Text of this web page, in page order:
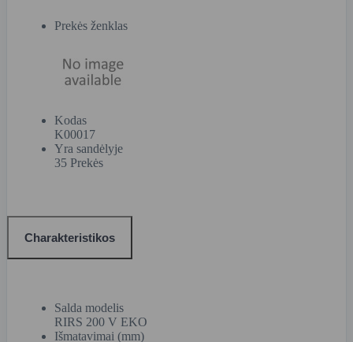
Prekės ženklas
Kodas
K00017
Yra sandėlyje
35 Prekės
Charakteristikos
Salda modelis
RIRS 200 V EKO
Išmatavimai (mm)